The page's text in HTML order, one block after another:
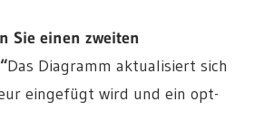
Sie einen zweiten
Das Diagramm aktualisiert sich
eingefügt wird und ein opt-